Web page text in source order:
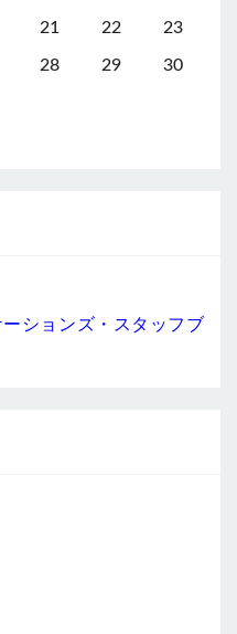
21 22 23
28 29 30
ションズ・スタッフブ